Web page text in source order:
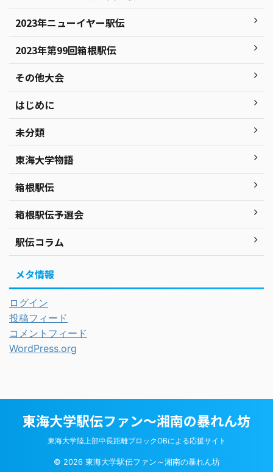
2023年ニューイヤー駅伝
2023年第99回箱根駅伝
その他大会
はじめに
未分類
東海大学物語
箱根駅伝
箱根駅伝予選会
駅伝コラム
メタ情報
ログイン
投稿フィード
コメントフィード
WordPress.org
東海大学駅伝ファン～湘南の暴れん坊
東海大学陸上部中長距離ブロックOBによる応援サイト
© 2026 東海大学駅伝ファン～湘南の暴れん坊